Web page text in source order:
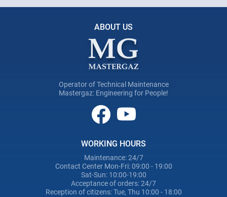
ABOUT US
Operator of Technical Maintenance
Mastergaz: Engineering for People!
WORKING HOURS
Maintenance: 24/7
Contact Center Mon-Fri: 09:00 - 19:00
Sat-Sun: 10:00-19:00
Acceptance of orders: 24/7
Reception of citizens: Tue, Thu 10:00 - 18:00